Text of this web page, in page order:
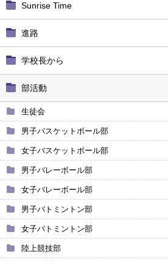
Sunrise Time
進路
学校長から
部活動
生徒会
男子バスケットボール部
女子バスケットボール部
男子バレーボール部
女子バレーボール部
男子バトミントン部
女子バトミントン部
陸上競技部